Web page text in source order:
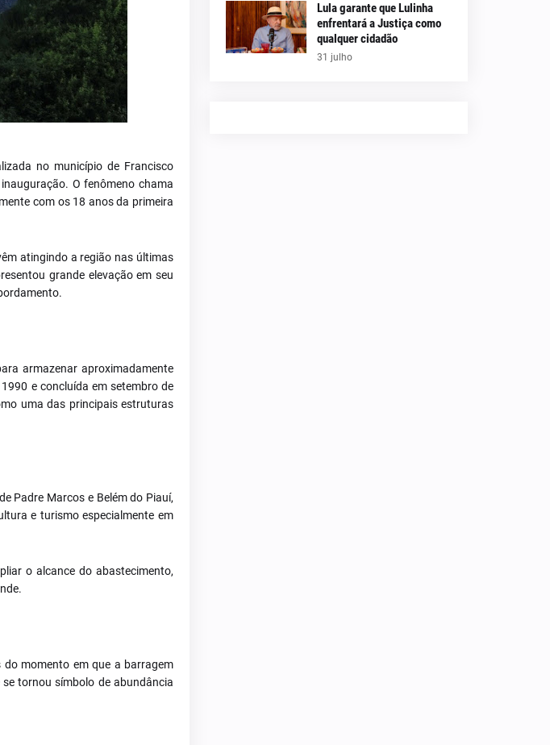
no município de Francisco
O fenômeno chama
com os 18 anos da primeira
atingindo a região nas últimas
grande elevação em seu
armazenar aproximadamente
e concluída em setembro de
uma das principais estruturas
Padre Marcos e Belém do Piauí,
e turismo especialmente em
o alcance do abastecimento,
momento em que a barragem
tornou símbolo de abundância
Lula garante que Lulinha
enfrentará a Justiça como
qualquer cidadão
31 julho